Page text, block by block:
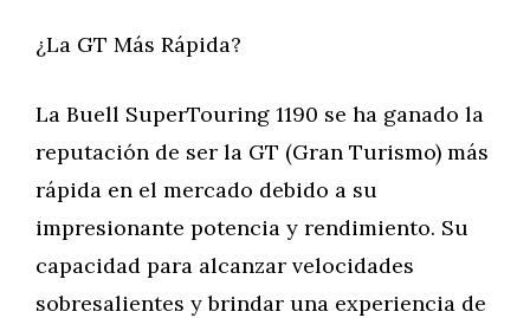
¿La GT Más Rápida?
La Buell SuperTouring 1190 se ha ganado la
reputación de ser la GT (Gran Turismo) más
rápida en el mercado debido a su
impresionante potencia y rendimiento. Su
capacidad para alcanzar velocidades
sobresalientes y brindar una experiencia de